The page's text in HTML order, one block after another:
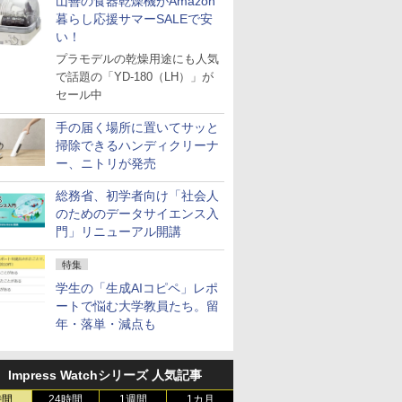
暮らし応援サマーSALEで安
い！
プラモデルの乾燥用途にも人気
で話題の「YD-180（LH）」が
セール中
手の届く場所に置いてサッと
掃除できるハンディクリーナ
ー、ニトリが発売
総務省、初学者向け「社会人
のためのデータサイエンス入
門」リニューアル開講
特集
学生の「生成AIコピペ」レポ
ートで悩む大学教員たち。留
年・落単・減点も
Impress Watchシリーズ 人気記事
24時間 1週間 1カ月